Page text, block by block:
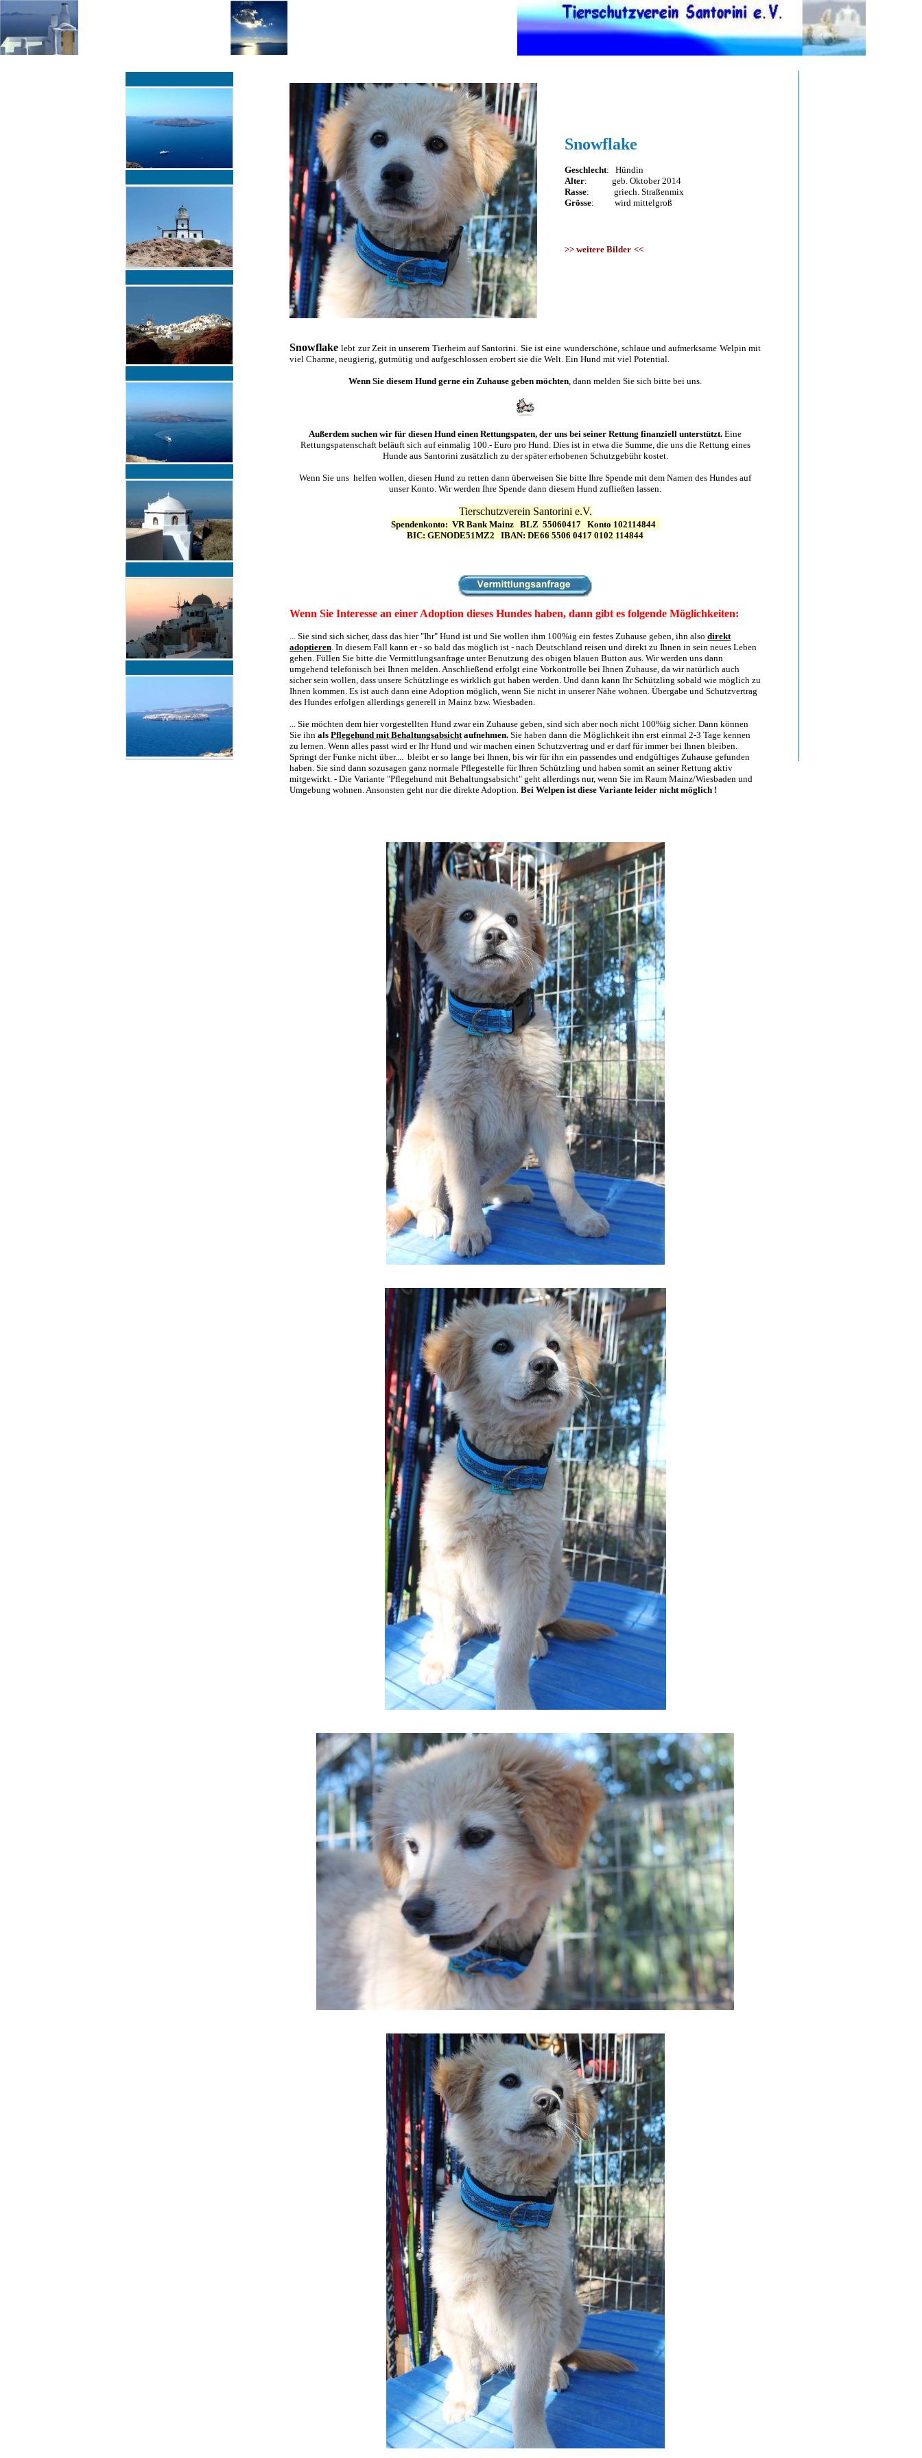
Snowflake
Geschlecht: Hündin
Alter: geb. Oktober 2014
Rasse: griech. Straßenmix
Grösse: wird mittelgroß
>> weitere Bilder <<
Snowflakelebt zur Zeit in unserem Tierheim auf Santorini. Sie ist eine wunderschöne, schlaue und aufmerksame Welpin mit
viel Charme, neugierig, gutmütig und aufgeschlossen erobert sie die Welt. Ein Hund mit viel Potential.
Wenn Sie diesem Hund gerne ein Zuhause geben möchten, dann melden Sie sich bitte bei uns.
Außerdem suchen wir für diesen Hund einen Rettungspaten, der uns bei seiner Rettung finanziell unterstützt. Eine
Rettungspatenschaft beläuft sich auf einmalig 100.- Euro pro Hund. Dies ist in etwa die Summe, die uns die Rettung eines
Hunde aus Santorini zusätzlich zu der später erhobenen Schutzgebühr kostet.
Wenn Sie uns helfen wollen, diesen Hund zu retten dann überweisen Sie bitte Ihre Spende mit dem Namen des Hundes auf
unser Konto. Wir werden Ihre Spende dann diesem Hund zufließen lassen.
Tierschutzverein Santorini e.V.
Spendenkonto: VR Bank Mainz BLZ 55060417
Konto 102114844
BIC: GENODE51MZ2 IBAN: DE66 5506 0417 0102 114844
Wenn Sie Interesse an einer Adoption dieses Hundes haben, dann gibt es folgende Möglichkeiten:
... Sie sind sich sicher, dass das hier "Ihr" Hund ist und Sie wollen ihm 100%ig ein festes Zuhause geben, ihn also direkt
adoptieren. In diesem Fall kann er - so bald das möglich ist - nach Deutschland reisen und direkt zu Ihnen in sein neues Leben
gehen. Füllen Sie bitte die Vermittlungsanfrage unter Benutzung des obigen blauen Button aus. Wir werden uns dann
umgehend telefonisch bei Ihnen melden. Anschließend erfolgt eine Vorkontrolle bei Ihnen Zuhause, da wir natürlich auch
sicher sein wollen, dass unsere Schützlinge es wirklich gut haben werden. Und dann kann Ihr Schützling sobald wie möglich zu
Ihnen kommen. Es ist auch dann eine Adoption möglich, wenn Sie nicht in unserer Nähe wohnen. Übergabe und Schutzvertrag
des Hundes erfolgen allerdings generell in Mainz bzw. Wiesbaden.
... Sie möchten dem hier vorgestellten Hund zwar ein Zuhause geben, sind sich aber noch nicht 100%ig sicher. Dann können
Sie ihn als Pflegehund mit Behaltungsabsichtaufnehmen. Sie haben dann die Möglichkeit ihn erst einmal 2-3 Tage kennen
zu lernen. Wenn alles passt wird er Ihr Hund und wir machen einen Schutzvertrag und er darf für immer bei Ihnen bleiben.
Springt der Funke nicht über.... bleibt er so lange bei Ihnen, bis wir für ihn ein passendes und endgültiges Zuhause gefunden
haben. Sie sind dann sozusagen ganz normale Pflegestelle für Ihren Schützling und haben somit an seiner Rettung aktiv
mitgewirkt. - Die Variante "Pflegehund mit Behaltungsabsicht" geht allerdings nur, wenn Sie im Raum Mainz/Wiesbaden und
Umgebung wohnen. Ansonsten geht nur die direkte Adoption. Bei Welpen ist diese Variante leider nicht möglich !